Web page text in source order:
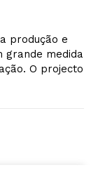
produção e
grande medida
O projecto